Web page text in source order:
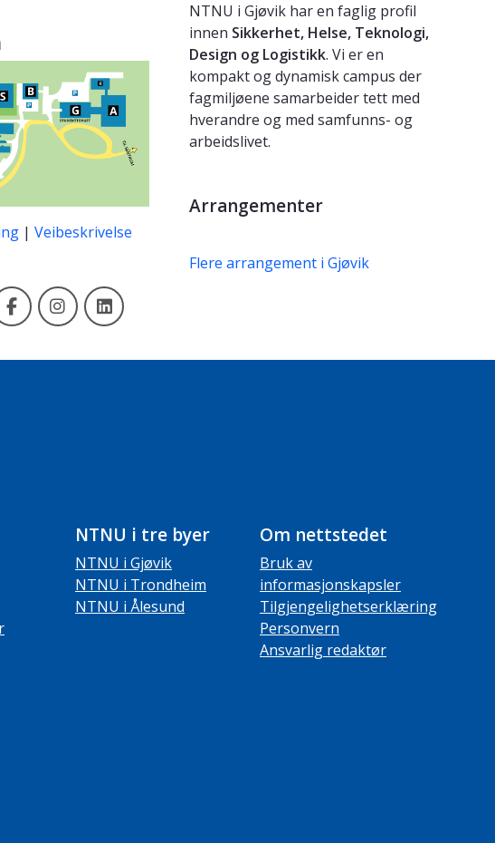
| Veibeskrivelse
FacebookInstagramLinkedIn
NTNU i Gjøvik har en faglig profil
innen Sikkerhet, Helse, Teknologi,
Design og Logistikk. Vi er en
kompakt og dynamisk campus der
fagmiljøene samarbeider tett med
hverandre og med samfunns- og
arbeidslivet.
Arrangementer
Flere arrangement i Gjøvik
NTNU i tre byer
NTNU i Gjøvik
NTNU i Trondheim
NTNU i Ålesund
Om nettstedet
Bruk av
informasjonskapsler
Tilgjengelighetserklæring
Personvern
Ansvarlig redaktør